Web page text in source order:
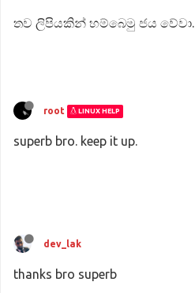
තව ලිපියකින් හම්බෙමු ජය වේවා.
root LINUX HELP
superb bro. keep it up.
dev_lak
thanks bro superb